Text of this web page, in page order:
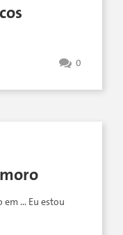
0
em … Eu estou